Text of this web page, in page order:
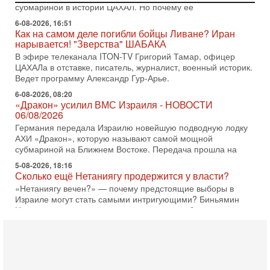
субмариной в истории ЦАХАЛ. Но почему её
6-08-2026, 16:51
Как на самом деле погибли бойцы Ливане? Иран
нарывается! "Зверства" ШАБАКА
В эфире телеканала ITON-TV Григорий Тамар, офицер
ЦАХАЛа в отставке, писатель, журналист, военный историк.
Ведет программу Александр Гур-Арье.
6-08-2026, 08:20
«Дракон» усилил ВМС Израиля - НОВОСТИ
06/08/2026
Германия передала Израилю новейшую подводную лодку
АХИ «Дракон», которую называют самой мощной
субмариной на Ближнем Востоке. Передача прошла на
5-08-2026, 18:16
Сколько ещё Нетаниягу продержится у власти?
«Нетаниягу вечен?» — почему предстоящие выборы в
Израиле могут стать самыми интригующими? Биньямин
Нетаниягу снова уверенно заявляет, что победа на